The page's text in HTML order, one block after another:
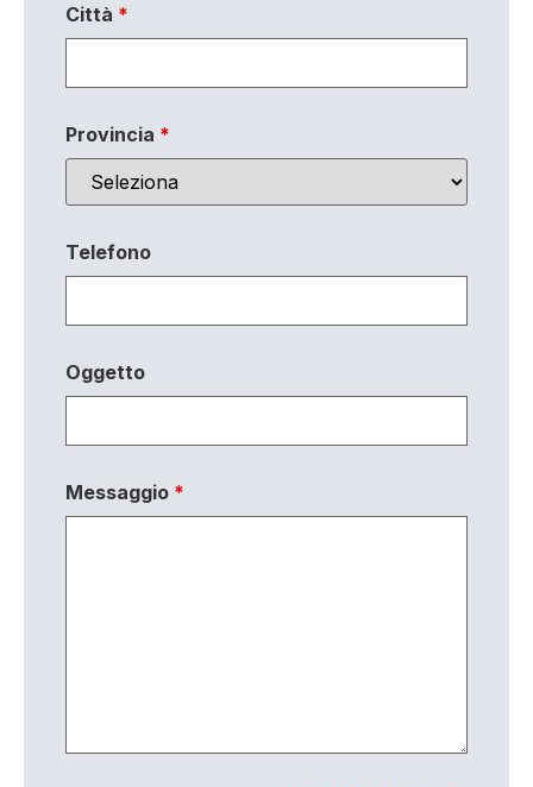
Città *
Provincia *
Telefono
Oggetto
Messaggio *